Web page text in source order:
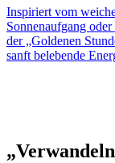
Inspiriert vom
Sonnenaufgang
der „Goldenen
sanft belebende